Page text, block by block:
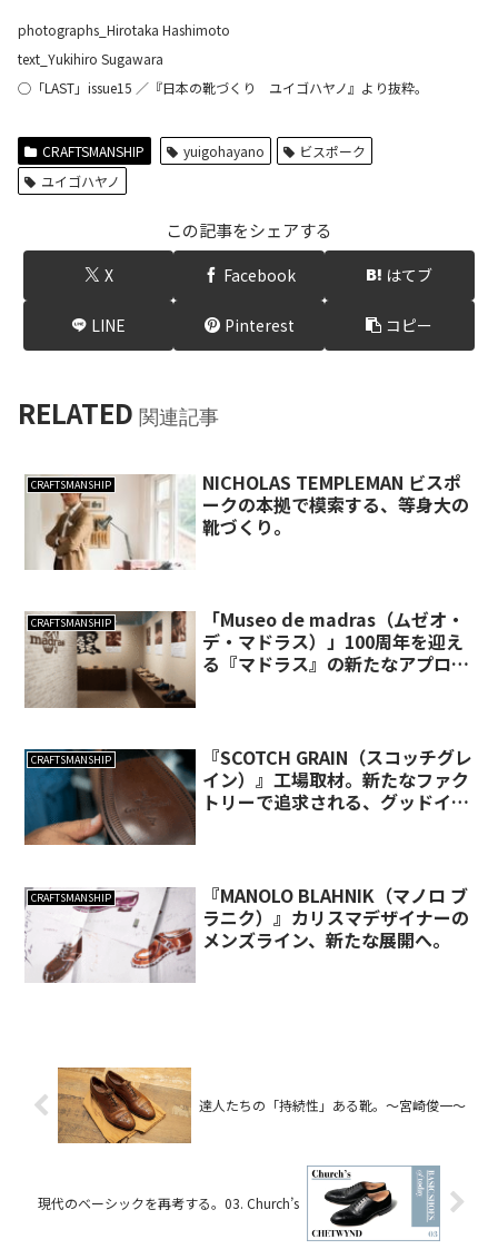
photographs_Hirotaka Hashimoto
text_Yukihiro Sugawara
◯「LAST」issue15 ／『日本の靴づくり ユイゴハヤノ』より抜粋。
CRAFTSMANSHIP yuigohayano
ビスポーク
ユイゴハヤノ
この記事をシェアする
X Facebook はてブ
LINE Pinterest コピー
RELATED 関連記事
CRAFTSMANSHIP
NICHOLAS TEMPLEMAN ビスポ
ークの本拠で模索する、等身大の
靴づくり。
CRAFTSMANSHIP
「Museo de madras（ムゼオ・
デ・マドラス）」100周年を迎え
る『マドラス』の新たなアプロー
CRAFTSMANSHIP
『SCOTCH GRAIN（スコッチグレ
イン）』工場取材。新たなファク
トリーで追求される、グッドイヤ
CRAFTSMANSHIP
『MANOLO BLAHNIK（マノロ ブ
ラニク）』カリスマデザイナーの
メンズライン、新たな展開へ。
達人たちの「持続性」ある靴。〜宮崎俊一〜
現代のベーシックを再考する。03. Church’s